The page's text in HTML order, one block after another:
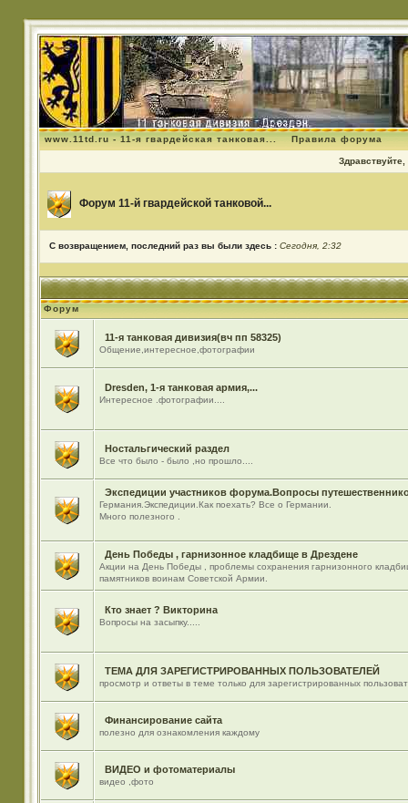
www.11td.ru - 11-я гвардейская танковая... Правила форума
Здравствуйте,
Форум 11-й гвардейской танковой...
С возвращением, последний раз вы были здесь : Сегодня, 2:32
Форум
11-я танковая дивизия(вч пп 58325)
Общение,интересное,фотографии
Dresden, 1-я танковая армия,...
Интересное .фотографии....
Ностальгический раздел
Все что было - было ,но прошло....
Экспедиции участников форума.Вопросы
Германия.Экспедиции.Как поехать? Все о Германии.
Много полезного .
День Победы , гарнизонное кладбище в Дрездене
Акции на День Победы , проблемы сохранения гарнизонного
памятников воинам Советской Армии.
Кто знает ? Викторина
Вопросы на засыпку.....
ТЕМА ДЛЯ ЗАРЕГИСТРИРОВАННЫХ ПОЛЬЗОВАТЕЛЕЙ
просмотр и ответы в теме только для зарегистрированных
Финансирование сайта
полезно для ознакомления каждому
ВИДЕО и фотоматериалы
видео ,фото